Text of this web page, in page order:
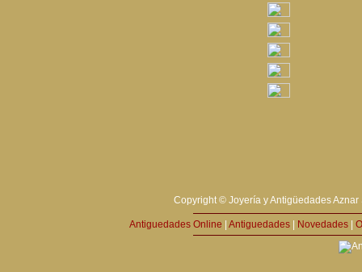
Copyright © Joyería y Antigüedades
Antiguedades Online Antiguedades Novedades